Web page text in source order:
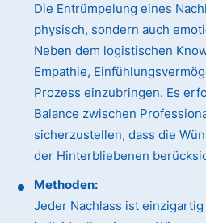
Die Entrümpelung eines
physisch, sondern auch
Neben dem logistischen
Empathie,
Prozess einzubringen. Es
Balance zwischen
sicherzustellen, dass die
der Hinterbliebenen
Methoden:
Jeder Nachlass ist